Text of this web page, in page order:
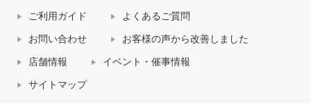
ご利用ガイド よくあるご質問
お問い合わせ お客様の声から改善しました
店舗情報 イベント・催事情報
サイトマップ